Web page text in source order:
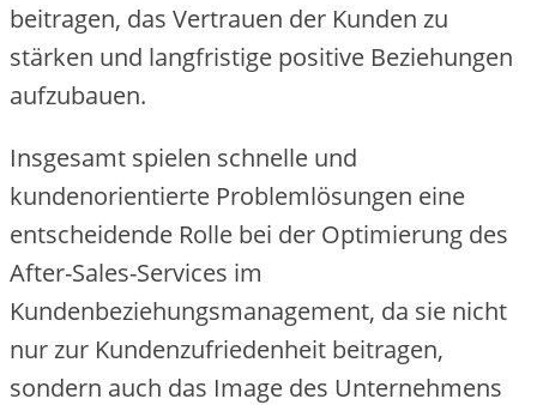
beitragen, das Vertrauen der Kunden zu
stärken und langfristige positive Beziehungen
aufzubauen.
Insgesamt spielen schnelle und
kundenorientierte Problemlösungen eine
entscheidende Rolle bei der Optimierung des
After-Sales-Services im
Kundenbeziehungsmanagement, da sie nicht
nur zur Kundenzufriedenheit beitragen,
sondern auch das Image des Unternehmens